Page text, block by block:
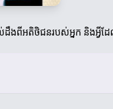
ងពីអតិថិជនរបស់អ្នក និងអ្វីដ